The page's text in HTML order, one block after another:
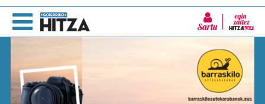
Sartu